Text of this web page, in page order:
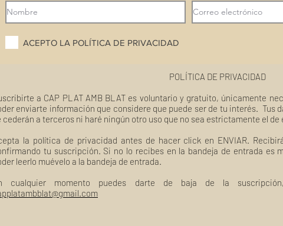
ACEPTO LA POLÍTICA DE PRIVACIDAD
POLÍTICA DE PRIVACIDAD
a CAP PLAT AMB BLAT es voluntario y gratuito, únicamente
enviarte información que considere que puede ser de tu interés. Tus
cederán a terceros ni haré ningún otro uso que no sea estrictamente el
la política de privacidad antes de hacer click en ENVIAR.
tu suscripción. Si no lo recibes en la bandeja de entrada es
leerlo muévelo a la bandeja de entrada.
cualquier momento puedes darte de baja de la